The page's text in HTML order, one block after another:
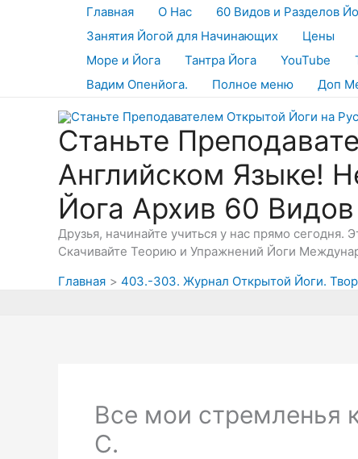
Главная О Нас 60 Видов и Разделов
Занятия Йогой для Начинающих
Цены
Море и Йога
Тантра Йога YouTube
Вадим Опенйога.
Полное меню Доп
Станьте
Английском Языке!
Йога Архив 60
Друзья, начинайте учиться у нас прямо
Скачивайте Теорию и Упражнений Йоги
Главная
403.-303. Журнал Открытой Йоги.
Все мои стремленья
С.